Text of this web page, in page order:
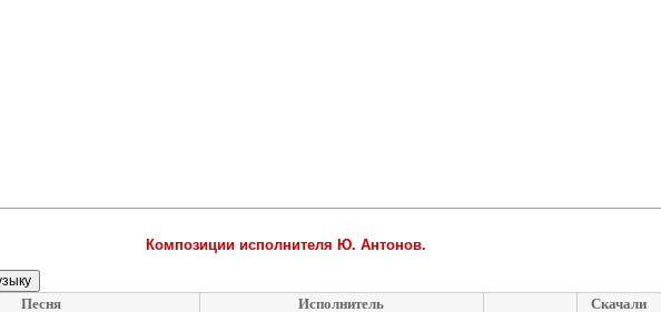
Композиции исполнителя Ю. Антонов.
Песня Исполнитель Скачали